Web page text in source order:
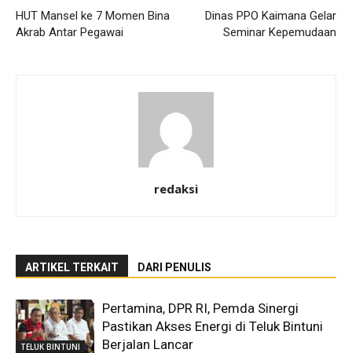
HUT Mansel ke 7 Momen Bina
Akrab Antar Pegawai
Dinas PPO Kaimana Gelar
Seminar Kepemudaan
redaksi
ARTIKEL TERKAIT DARI PENULIS
TELUK BINTUNI
Pertamina, DPR RI, Pemda Sinergi
Pastikan Akses Energi di Teluk Bintuni
Berjalan Lancar